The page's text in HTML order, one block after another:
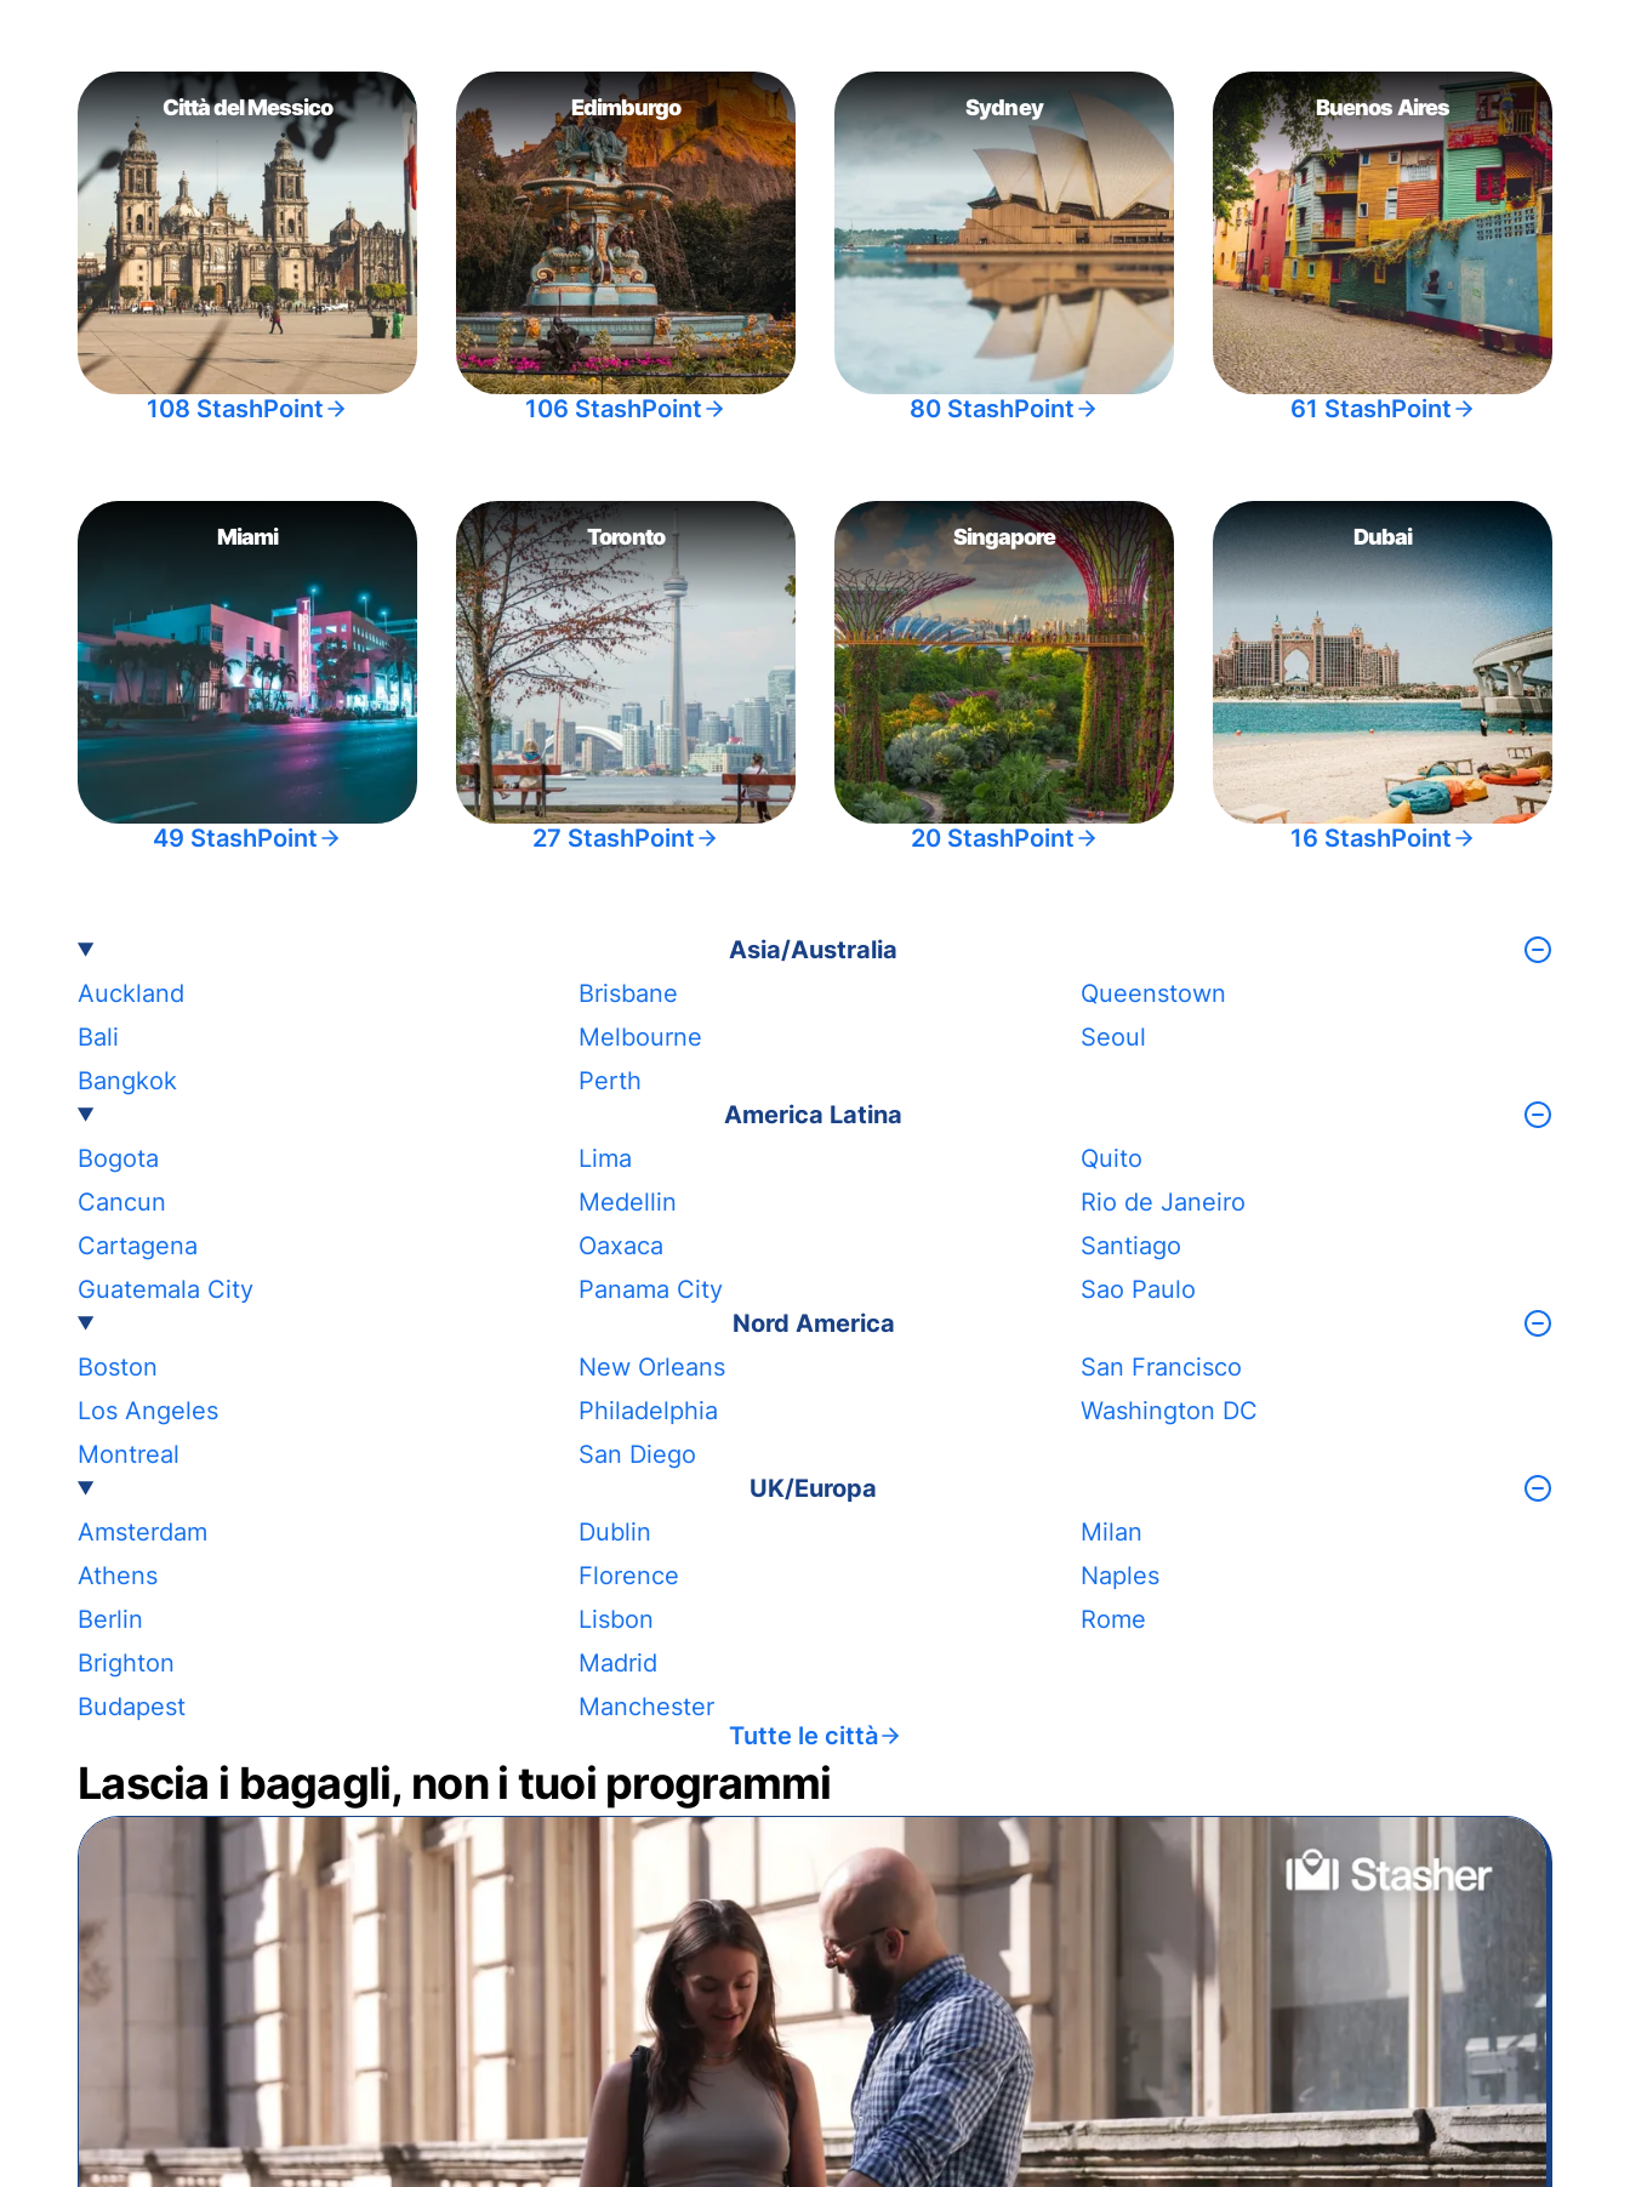
Città del Messico
108 StashPoint
Edimburgo
106 StashPoint
Sydney
80 StashPoint
Buenos Aires
61 StashPoint
Miami
49 StashPoint
Toronto
27 StashPoint
Singapore
20 StashPoint
Dubai
16 StashPoint
Asia/Australia
Auckland
Bali
Bangkok
Brisbane
Melbourne
Perth
Queenstown
Seoul
America Latina
Bogota
Cancun
Cartagena
Guatemala City
Lima
Medellin
Oaxaca
Panama City
Quito
Rio de Janeiro
Santiago
Sao Paulo
Nord America
Boston
Los Angeles
Montreal
New Orleans
Philadelphia
San Diego
San Francisco
Washington DC
UK/Europa
Amsterdam
Athens
Berlin
Brighton
Budapest
Dublin
Florence
Lisbon
Madrid
Manchester
Milan
Naples
Rome
Tutte le città
Lascia i bagagli, non i tuoi programmi